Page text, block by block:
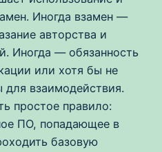
Иногда взамен —
авторства и
Иногда — обязанность
или хотя бы не
для взаимодействия.
простое правило:
ПО, попадающее в
базовую